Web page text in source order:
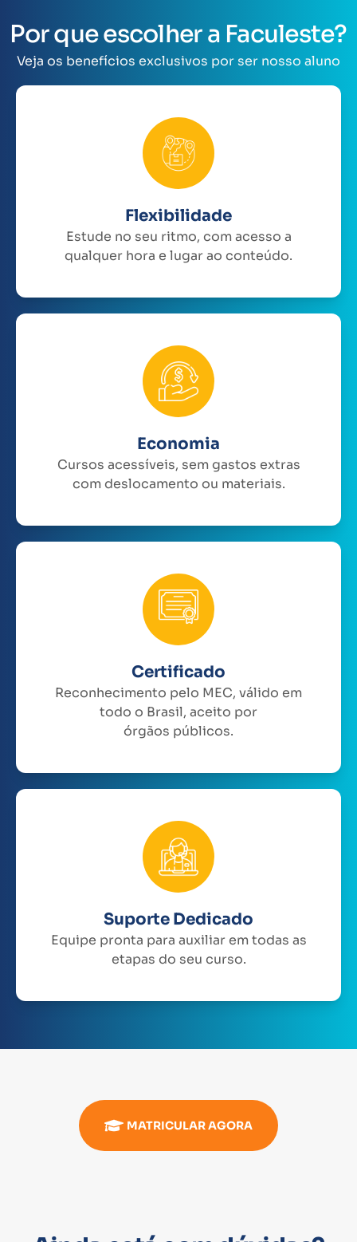
Por que escolher a Faculeste?
Veja os benefícios exclusivos por ser nosso aluno
Flexibilidade
Estude no seu ritmo, com acesso a
qualquer hora e lugar ao conteúdo.
Economia
Cursos acessíveis, sem gastos extras
com deslocamento ou materiais.
Certificado
Reconhecimento pelo MEC, válido em
todo o Brasil, aceito por
órgãos públicos.
Suporte Dedicado
Equipe pronta para auxiliar em todas as
etapas do seu curso.
MATRICULAR AGORA